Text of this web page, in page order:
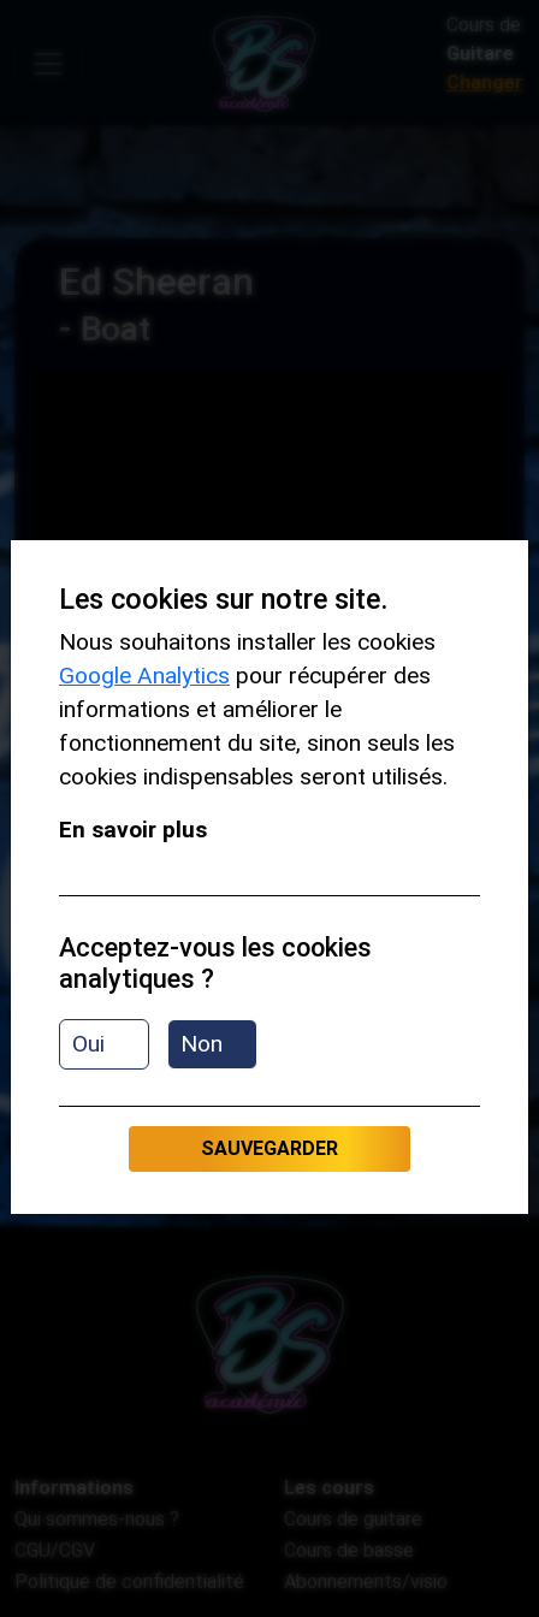
Cours de:
Guitare
Changer
Ed Sheeran
- Boat
Les cookies sur notre site.
Nous souhaitons installer les cookies
Google Analytics pour récupérer des
informations et améliorer le
fonctionnement du site, sinon seuls les
cookies indispensables seront utilisés.
En savoir plus
Oui Non
Acceptez-vous les cookies
analytiques ?
SAUVEGARDER
Informations
Qui sommes-nous ?
CGU/CGV
Politique de confidentialité
Les cours
Cours de guitare
Cours de basse
Abonnements/visio